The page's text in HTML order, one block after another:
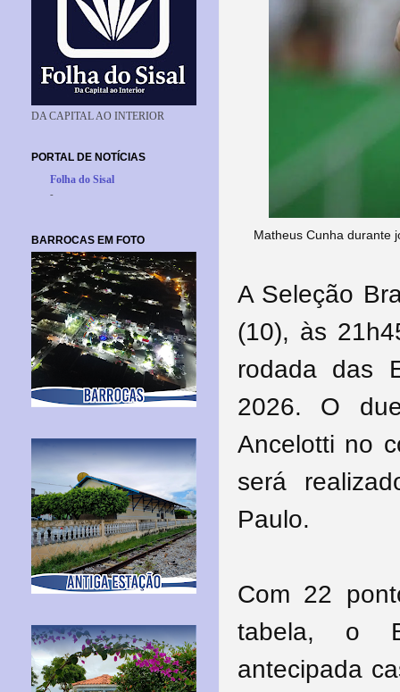
Matheus Cunha durante
A Seleção
(10), às
rodada das
2026. O
Ancelotti no
será
Paulo.
Com 22
tabela, o
antecipada
DA CAPITAL AO INTERIOR
PORTAL DE NOTÍCIAS
Folha do Sisal
-
BARROCAS EM FOTO